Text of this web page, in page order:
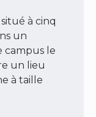
à cinq
un
campus le
un lieu
à taille